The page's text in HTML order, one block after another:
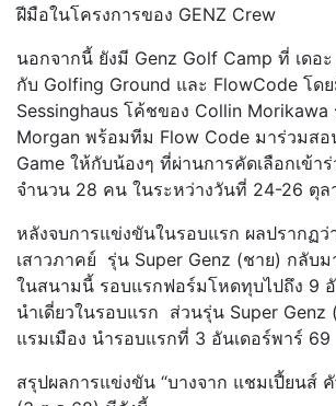
ฝีมือในโครงการของ GENZ Crew
นอกจากนี้ ยังมี Genz Golf Camp ที่ เดอ
กับ Golfing Ground และ FlowCode โด
Sessinghaus โค้ชของ Collin Morikawa
Morgan พร้อมทีม Flow Code มาร่วมสอ
Game ให้กับน้องๆ ที่ผ่านการคัดเลือกเข้า
จำนวน 28 คน ในระหว่างวันที่ 24-26 ตุ
หลังจบการแข่งขันในรอบแรก ผลปรากฏ
เสาวภาคย์ รุ่น Super Genz (ชาย) กลับม
ในสนามนี้ รอบแรกฟอร์มโหดทุบไปถึง 9
นำเดี่ยวในรอบแรก ส่วนรุ่น Super
แรมเมือง นำรอบแรกที่ 3 อันเดอร์พาร์ 69
สรุปผลการแข่งขัน “บางจาก แชมเปี้ยนส์